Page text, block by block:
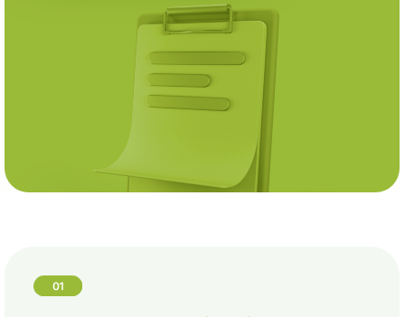
Согласие на обработку
персональных данных